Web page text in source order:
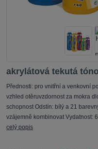
akrylátová tekutá
Přednosti: pro vnitřní a venkovní
vzhled otěruvzdornost za mokra
schopnost Odstín: bílý a 21
vzájemně kombinovat Vydatnost:
celý popis